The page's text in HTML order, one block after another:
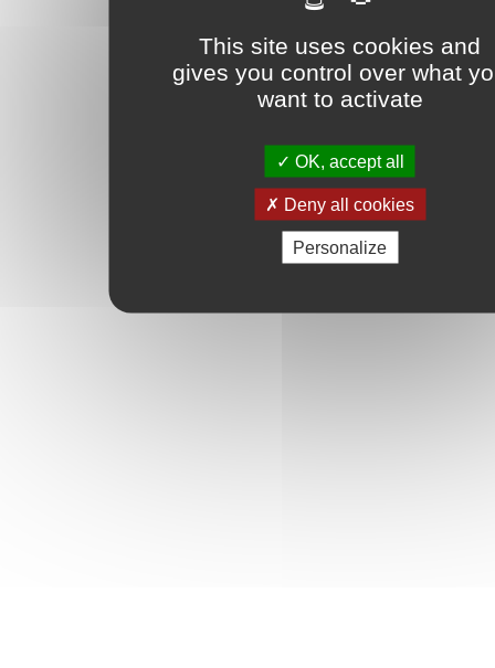
This site uses cookies and
gives you control over what
want to activate
OK, accept all
Deny all cookies
Personalize